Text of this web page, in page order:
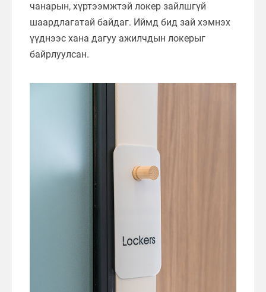
чанарын, хүртээмжтэй локер зайлшгүй
шаардлагатай байдаг. Иймд бид зай хэмнэх
үүднээс хана дагуу ажилчдын локерыг
байрлуулсан.